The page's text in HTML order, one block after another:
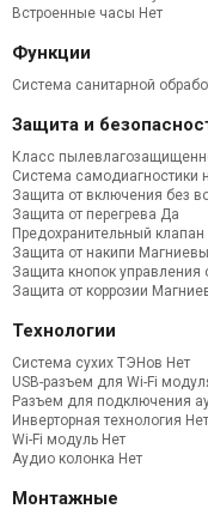
Встроенные часы Нет
Функции
Система санитарной
Защита и
Класс
Система самодиагностики
Защита от включения без
Защита от перегрева Да
Предохранительный
Защита от накипи
Защита кнопок управления
Защита от коррозии
Технологии
Система сухих ТЭНов Нет
USB-разъем для Wi-Fi
Разъем для подключения
Инверторная технология Нет
Wi-Fi модуль Нет
Аудио колонка Нет
Монтажные